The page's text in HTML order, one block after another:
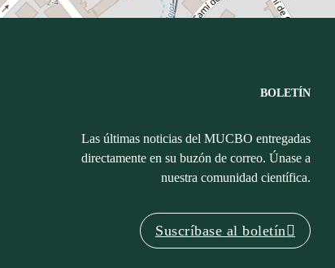
BOLETÍN
Las últimas noticias del MUCBO entregadas
directamente en su buzón de correo. Únase a
nuestra comunidad científica.
Suscríbase al boletín